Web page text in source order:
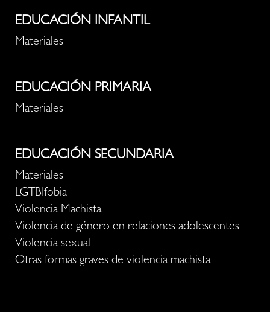
EDUCACIÓN INFANTIL
Materiales
EDUCACIÓN PRIMARIA
Materiales
EDUCACIÓN SECUNDARIA
Materiales
LGTBIfobia
Violencia Machista
Violencia de género en relaciones adolescentes
Violencia sexual
Otras formas graves de violencia machista